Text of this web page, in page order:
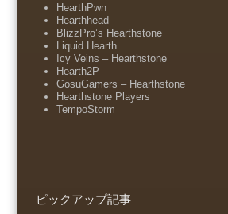
HearthPwn
Hearthhead
BlizzPro’s Hearthstone
Liquid Hearth
Icy Veins – Hearthstone
Hearth2P
GosuGamers – Hearthstone
Hearthstone Players
TempoStorm
ピックアップ記事